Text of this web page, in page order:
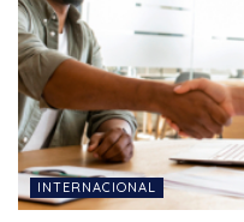
INTERNACIONAL